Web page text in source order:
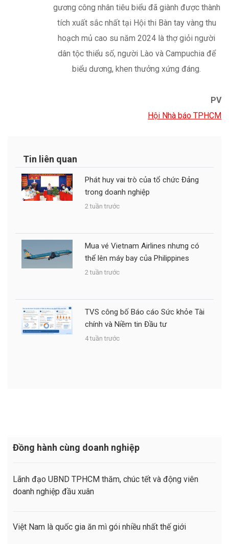
PV
Hội Nhà báo TPHCM
Tin liên quan
Phát huy vai trò của tổ chức Đảng
trong doanh nghiệp
2 tuần trước
Mua vé Vietnam Airlines nhưng có
thể lên máy bay của Philippines
2 tuần trước
TVS công bố Báo cáo Sức khỏe Tài
chính và Niềm tin Đầu tư
4 tuần trước
Đồng hành cùng doanh nghiệp
Lãnh đạo UBND TPHCM thăm, chúc tết và động viên
doanh nghiệp đầu xuân
Việt Nam là quốc gia ăn mì gói nhiều nhất thế giới